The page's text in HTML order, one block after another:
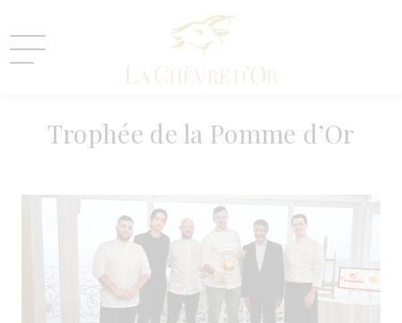
Trophée de la Pomme d’Or